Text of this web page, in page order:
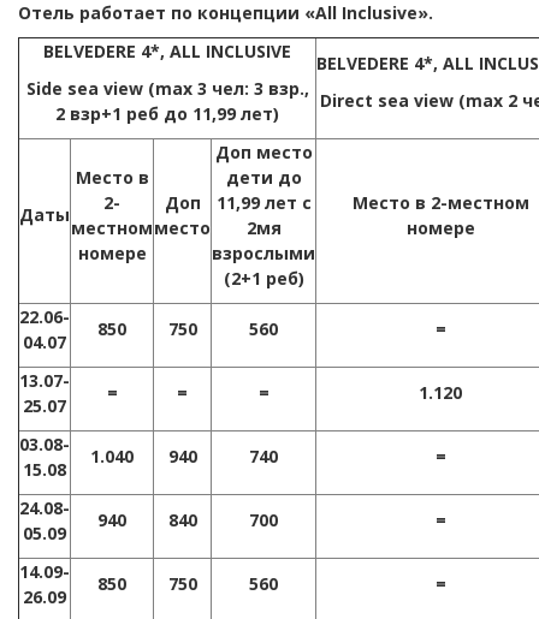
Отель работает по концепции «All Inclusive».
BELVEDERE 4*, ALL INCLUSIVE
Side sea view (max 3 чел: 3 взр.,
2 взр+1 реб до 11,99 лет)
BELVEDERE 4*, ALL
Direct sea view (max 2
Даты
Место в
2-
местном
номере
Доп
место
Доп место
дети до
11,99 лет с
2мя
взрослыми
(2+1 реб)
Место в 2-местном
номере
22.06-
04.07
850 750 560 =
13.07-
25.07
= = = 1.120
03.08-
15.08
1.040 940 740 =
24.08-
05.09
940 840 700 =
14.09-
26.09
850 750 560 =